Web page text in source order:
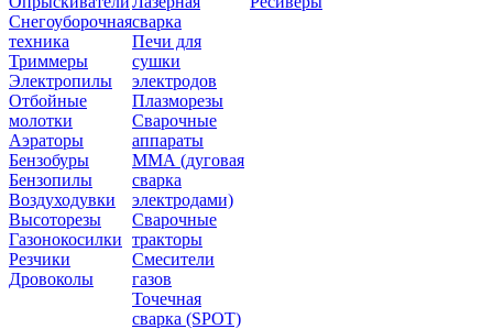
Снегоуборочная
техника
Триммеры
Электропилы
Отбойные
молотки
Аэраторы
Бензобуры
Бензопилы
Воздуходувки
Высоторезы
Газонокосилки
Резчики
Дровоколы
сварка
Печи для
сушки
электродов
Плазморезы
Сварочные
аппараты
ММА (дуговая
сварка
электродами)
Сварочные
тракторы
Смесители
газов
Точечная
сварка (SPOT)